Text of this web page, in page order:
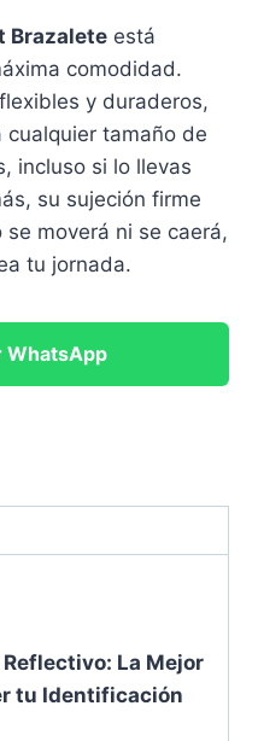
Brazalete está
comodidad.
y duraderos,
tamaño de
incluso si lo llevas
su sujeción firme
moverá ni se caerá,
tu jornada.
WhatsApp
La Mejor
tu Identificación